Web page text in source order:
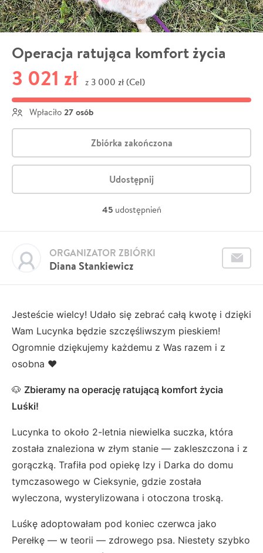
Operacja ratująca komfort życia
3 021 zł z 3 000 zł (Cel)
Wpłaciło 27 osób
Zbiórka zakończona
Udostępnij
45 udostępnień
Diana Stankiewicz
ORGANIZATOR ZBIÓRKI
Jesteście wielcy! Udało się zebrać całą kwotę i dzięki
Wam Lucynka będzie szczęśliwszym pieskiem!
Ogromnie dziękujemy każdemu z Was razem i z
osobna ❤️
🐶 Zbieramy na operację ratującą komfort życia
Luśki!
Lucynka to około 2-letnia niewielka suczka, która
została znaleziona w złym stanie — zakleszczona i z
gorączką. Trafiła pod opiekę Izy i Darka do domu
tymczasowego w Cieksynie, gdzie została
wyleczona, wysterylizowana i otoczona troską.
Luśkę adoptowałam pod koniec czerwca jako
Perełkę — w teorii — zdrowego psa. Niestety szybko